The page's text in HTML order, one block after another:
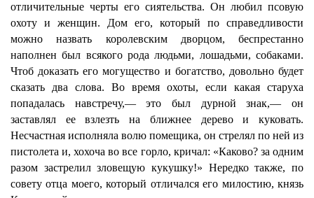
отличительные черты его сиятельства. Он любил псовую
охоту и женщин. Дом его, который по справедливости
можно назвать королевским дворцом, беспрестанно
наполнен был всякого рода людьми, лошадьми, собаками.
Чтоб доказать его могущество и богатство, довольно будет
сказать два слова. Во время охоты, если какая старуха
попадалась навстречу,— это был дурной знак,— он
заставлял ее взлезть на ближнее дерево и куковать.
Несчастная исполняла волю помещика, он стрелял по ней из
пистолета и, хохоча во все горло, кричал: «Каково? за одним
разом застрелил зловещую кукушку!» Нередко также, по
совету отца моего, который отличался его милостию, князь